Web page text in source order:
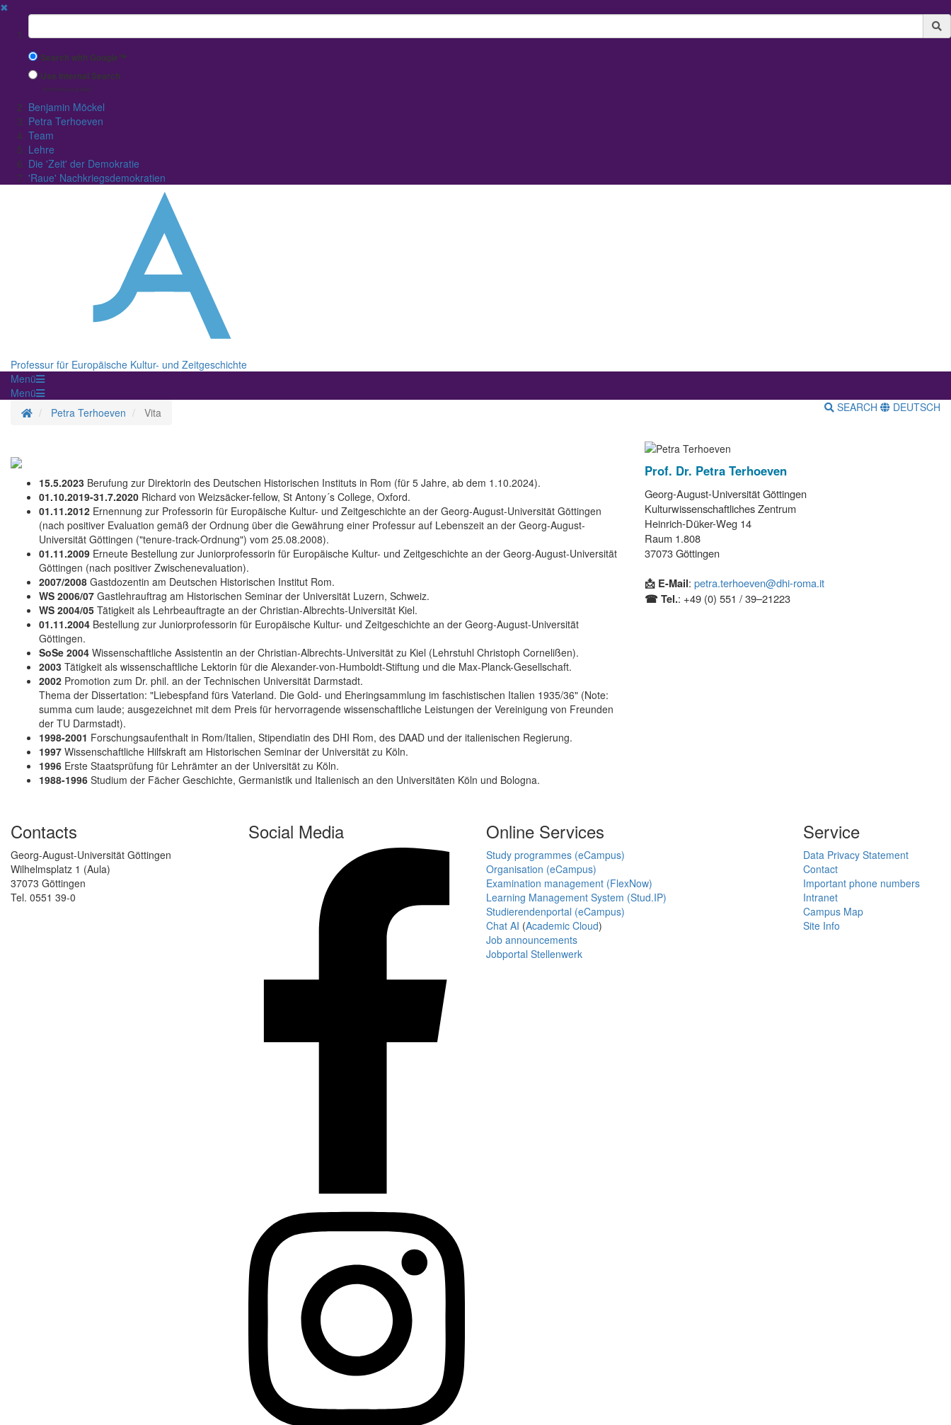
✖
Suchbegriff
Search with Google™
Use Internal Search
(limited result quality)
Benjamin Möckel
Petra Terhoeven
Team
Lehre
Die 'Zeit' der Demokratie
'Raue' Nachkriegsdemokratien
Professur für Europäische Kultur- und Zeitgeschichte
Menü
Menü
Homepage
Petra Terhoeven Vita SEARCH DEUTSCH
15.5.2023 Berufung zur Direktorin des Deutschen Historischen Instituts in Rom (für 5 Jahre, ab dem 1.10.2024).
01.10.2019-31.7.2020 Richard von Weizsäcker-fellow, St Antony´s College, Oxford.
01.11.2012 Ernennung zur Professorin für Europäische Kultur- und Zeitgeschichte an der Georg-August-Universität Göttingen
(nach positiver Evaluation gemäß der Ordnung über die Gewährung einer Professur auf Lebenszeit an der Georg-August-
Universität Göttingen ("tenure-track-Ordnung") vom 25.08.2008).
01.11.2009 Erneute Bestellung zur Juniorprofessorin für Europäische Kultur- und Zeitgeschichte an der Georg-August-Universität
Göttingen (nach positiver Zwischenevaluation).
2007/2008 Gastdozentin am Deutschen Historischen Institut Rom.
WS 2006/07 Gastlehrauftrag am Historischen Seminar der Universität Luzern, Schweiz.
WS 2004/05 Tätigkeit als Lehrbeauftragte an der Christian-Albrechts-Universität Kiel.
01.11.2004 Bestellung zur Juniorprofessorin für Europäische Kultur- und Zeitgeschichte an der Georg-August-Universität
Göttingen.
SoSe 2004 Wissenschaftliche Assistentin an der Christian-Albrechts-Universität zu Kiel (Lehrstuhl Christoph Cornelißen).
2003 Tätigkeit als wissenschaftliche Lektorin für die Alexander-von-Humboldt-Stiftung und die Max-Planck-Gesellschaft.
2002 Promotion zum Dr. phil. an der Technischen Universität Darmstadt.
Thema der Dissertation: "Liebespfand fürs Vaterland. Die Gold- und Eheringsammlung im faschistischen Italien 1935/36" (Note:
summa cum laude; ausgezeichnet mit dem Preis für hervorragende wissenschaftliche Leistungen der Vereinigung von Freunden
der TU Darmstadt).
1998-2001 Forschungsaufenthalt in Rom/Italien, Stipendiatin des DHI Rom, des DAAD und der italienischen Regierung.
1997 Wissenschaftliche Hilfskraft am Historischen Seminar der Universität zu Köln.
1996 Erste Staatsprüfung für Lehrämter an der Universität zu Köln.
1988-1996 Studium der Fächer Geschichte, Germanistik und Italienisch an den Universitäten Köln und Bologna.
Prof. Dr. Petra Terhoeven
Georg-August-Universität Göttingen
Kulturwissenschaftliches Zentrum
Heinrich-Düker-Weg 14
Raum 1.808
37073 Göttingen
📩 E-Mail: petra.terhoeven@dhi-roma.it
☎ Tel.: +49 (0) 551 / 39–21223
Contacts
Georg-August-Universität Göttingen
Wilhelmsplatz 1 (Aula)
37073 Göttingen
Tel. 0551 39-0
Social Media Online Services
Study programmes (eCampus)
Organisation (eCampus)
Examination management (FlexNow)
Learning Management System (Stud.IP)
Studierendenportal (eCampus)
Chat AI (Academic Cloud)
Job announcements
Jobportal Stellenwerk
Service
Data Privacy Statement
Contact
Important phone numbers
Intranet
Campus Map
Site Info